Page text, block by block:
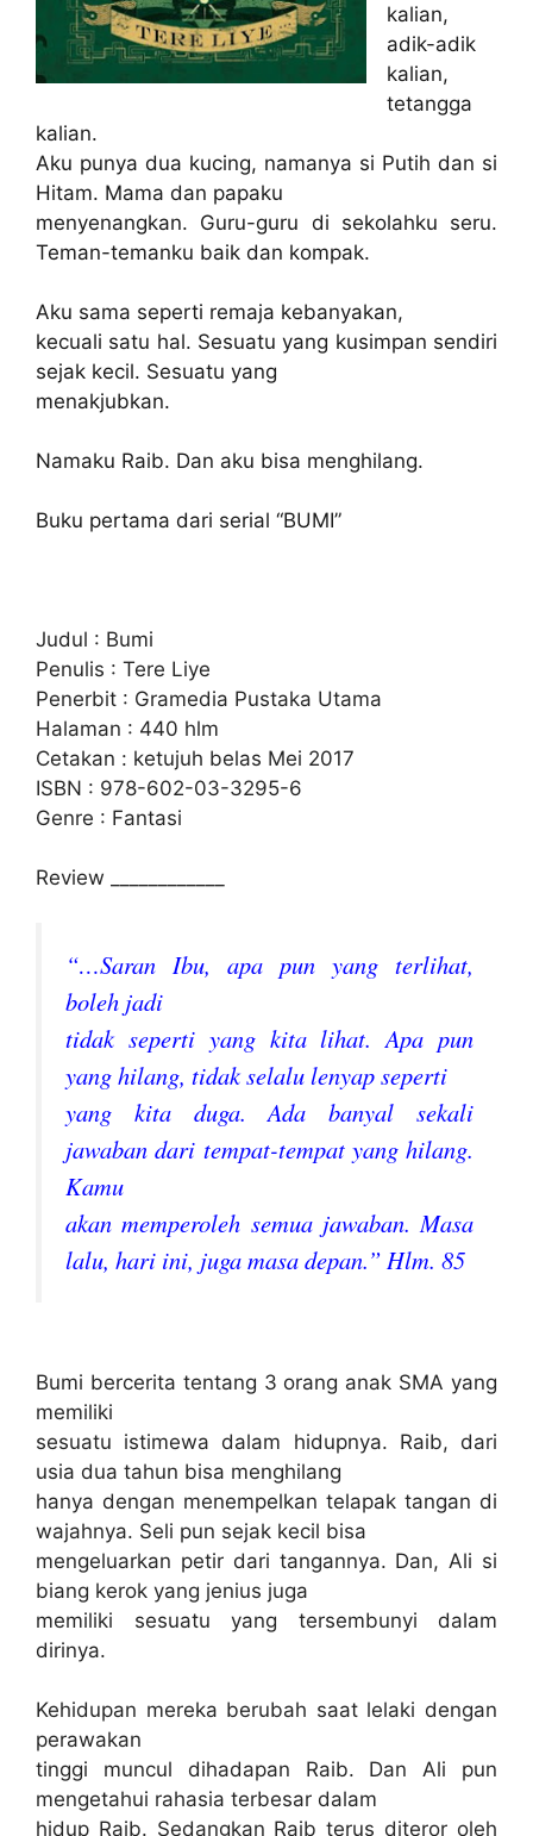
kalian,
adik-adik
kalian,
tetangga
kalian.
Aku punya dua kucing, namanya si Putih dan si
Hitam. Mama dan papaku
menyenangkan. Guru-guru di sekolahku seru.
Teman-temanku baik dan kompak.
Aku sama seperti remaja kebanyakan,
kecuali satu hal. Sesuatu yang kusimpan sendiri
sejak kecil. Sesuatu yang
menakjubkan.
Namaku Raib. Dan aku bisa menghilang.
Buku pertama dari serial “BUMI”
Judul : Bumi
Penulis : Tere Liye
Penerbit : Gramedia Pustaka Utama
Halaman : 440 hlm
Cetakan : ketujuh belas Mei 2017
ISBN : 978-602-03-3295-6
Genre : Fantasi
Review ____________
“…Saran Ibu, apa pun yang terlihat,
boleh jadi
tidak seperti yang kita lihat. Apa pun
yang hilang, tidak selalu lenyap seperti
yang kita duga. Ada banyal sekali
jawaban dari tempat-tempat yang hilang.
Kamu
akan memperoleh semua jawaban. Masa
lalu, hari ini, juga masa depan.” Hlm. 85
Bumi bercerita tentang 3 orang anak SMA yang
memiliki
sesuatu istimewa dalam hidupnya. Raib, dari
usia dua tahun bisa menghilang
hanya dengan menempelkan telapak tangan di
wajahnya. Seli pun sejak kecil bisa
mengeluarkan petir dari tangannya. Dan, Ali si
biang kerok yang jenius juga
memiliki sesuatu yang tersembunyi dalam
dirinya.
Kehidupan mereka berubah saat lelaki dengan
perawakan
tinggi muncul dihadapan Raib. Dan Ali pun
mengetahui rahasia terbesar dalam
hidup Raib. Sedangkan Raib terus diteror oleh